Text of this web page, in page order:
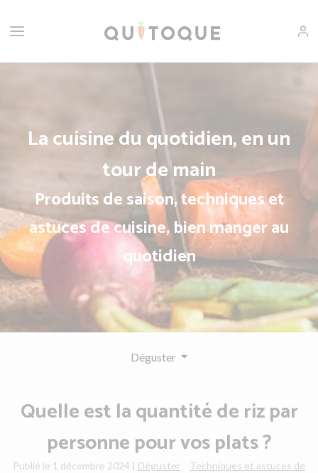
La cuisine du quotidien, en un
tour de main
Produits de saison, techniques et
astuces de cuisine, bien manger au
quotidien
Déguster
Quelle est la quantité de riz par
personne pour vos plats ?
Publié le 1 décembre 2024 | Déguster
Techniques et astuces de